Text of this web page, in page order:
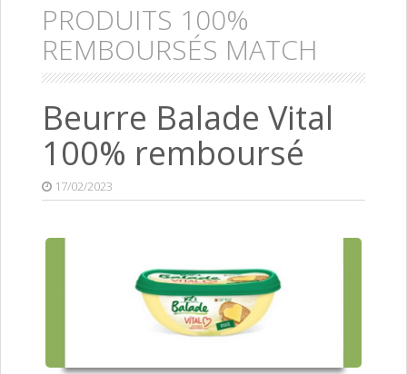
PRODUITS 100%
REMBOURSÉS MATCH
Beurre Balade Vital
100% remboursé
17/02/2023